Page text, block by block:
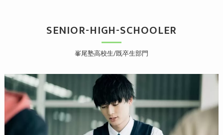
SENIOR-HIGH-SCHOOLER
峯尾塾高校生/既卒生部門